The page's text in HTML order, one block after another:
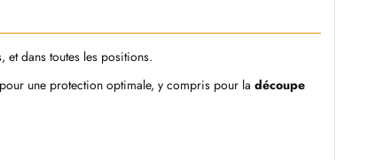
et dans toutes les positions.
pour une protection optimale, y compris pour la découpe